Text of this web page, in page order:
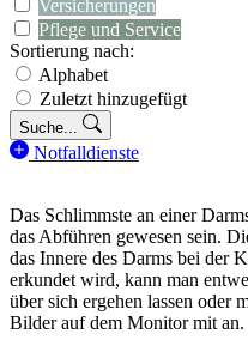
Versicherungen
Pflege und Service
Sortierung nach:
Alphabet
Zuletzt hinzugefügt
Suche...
Notfalldienste
Das Schlimmste an einer
das Abführen gewesen sein.
das Innere des Darms bei der
erkundet wird, kann man
über sich ergehen lassen oder
Bilder auf dem Monitor mit an.